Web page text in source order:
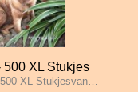
500 XL Stukjes
XL Stukjesvan…